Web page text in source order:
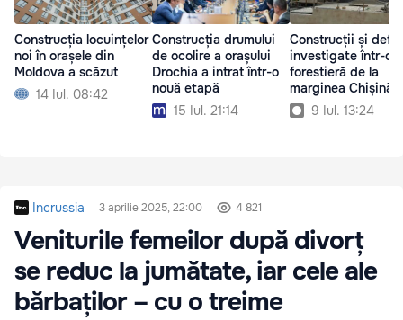
Construcția locuințelor
noi în orașele din
Moldova a scăzut
14 Iul. 08:42
Construcția drumului
de ocolire a orașului
Drochia a intrat într-o
nouă etapă
15 Iul. 21:14
Construcții și
investigate într-o
forestieră de la
marginea
9 Iul. 13:24
Incrussia 3 aprilie 2025, 22:00 4 821
Veniturile femeilor după divorț
se reduc la jumătate, iar cele ale
bărbaților – cu o treime